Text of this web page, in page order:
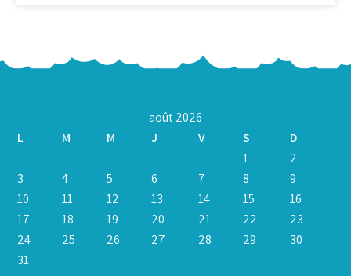
août 2026
L
M M J V S
D
1
2
3
4 5 6 7 8
9
10
11 12 13 14 15
16
17
18 19 20 21 22
23
24
25 26 27 28 29
30
31